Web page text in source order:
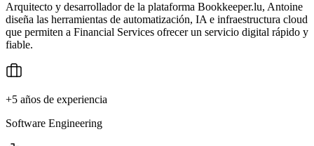
Arquitecto y desarrollador de la plataforma Bookkeeper.lu, Antoine
diseña las herramientas de automatización, IA e infraestructura cloud
que permiten a Financial Services ofrecer un servicio digital rápido y
fiable.
+5 años de experiencia
Software Engineering